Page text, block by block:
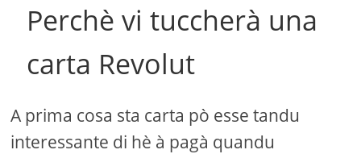
Perchè vi tuccherà una
carta Revolut
A prima cosa sta carta pò esse tandu
interessante di hè à pagà quandu